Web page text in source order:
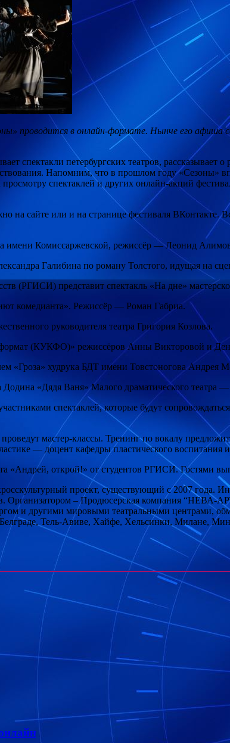
проводится в онлайн-формате. Нынче его афиша
спектакли петербургских театров, рассказывает
Напомним, что в прошлом году «Сезоны»
спектаклей и других онлайн-акций
на сайте или и на странице фестиваля ВКонтакте.
имени Комиссаржевской, режиссёр — Леонид
Галибина по роману Толстого, идущая на
(РГИСИ) представит спектакль «На дне»
комедианта». Режиссёр — Роман Габриа.
руководителя театра Григория Козлова.
формат (КУКФО)» режиссёров Анны Викторовой и
«Гроза» худрука БДТ имени Товстоногова
«Дядя Ваня» Малого драматического театра
спектаклей, которые будут
мастер-классы. Тренинг по вокалу
— доцент кафедры пластического воспитания
«Андрей, открой!» от студентов РГИСИ. Гостями
проект, существующий с 2007 года.
Организатором – Продюсерская компания “НЕВА-
и другими мировыми театральными центрами,
Тель-Авиве, Хайфе, Хельсинки, Милане,